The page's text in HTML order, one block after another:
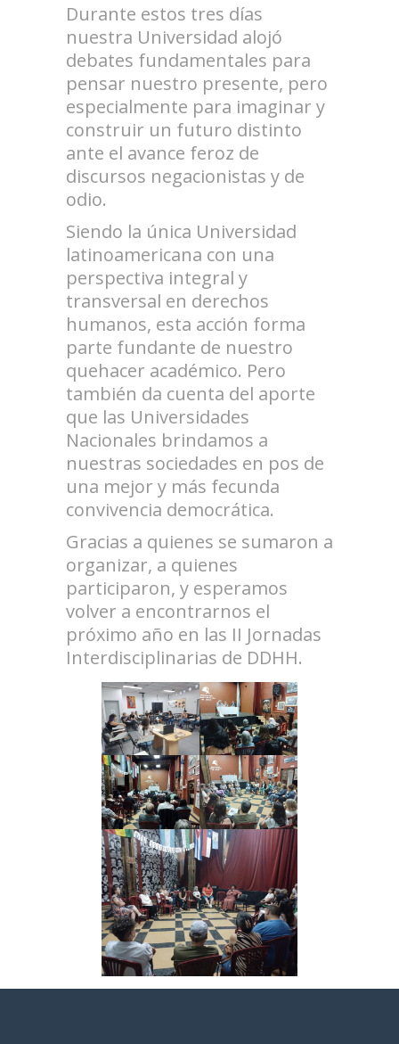
Durante estos tres días
nuestra Universidad alojó
debates fundamentales para
pensar nuestro presente, pero
especialmente para imaginar y
construir un futuro distinto
ante el avance feroz de
discursos negacionistas y de
odio.
Siendo la única Universidad
latinoamericana con una
perspectiva integral y
transversal en derechos
humanos, esta acción forma
parte fundante de nuestro
quehacer académico. Pero
también da cuenta del aporte
que las Universidades
Nacionales brindamos a
nuestras sociedades en pos de
una mejor y más fecunda
convivencia democrática.
Gracias a quienes se sumaron a
organizar, a quienes
participaron, y esperamos
volver a encontrarnos el
próximo año en las II Jornadas
Interdisciplinarias de DDHH.